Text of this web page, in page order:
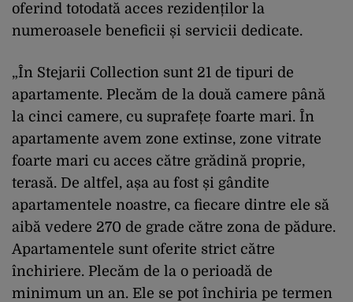
oferind totodată acces rezidenților la
numeroasele beneficii și servicii dedicate.
„În Stejarii Collection sunt 21 de tipuri de
apartamente. Plecăm de la două camere până
la cinci camere, cu suprafețe foarte mari. În
apartamente avem zone extinse, zone vitrate
foarte mari cu acces către grădină proprie,
terasă. De altfel, așa au fost și gândite
apartamentele noastre, ca fiecare dintre ele să
aibă vedere 270 de grade către zona de pădure.
Apartamentele sunt oferite strict către
închiriere. Plecăm de la o perioadă de
minimum un an. Ele se pot închiria pe termen